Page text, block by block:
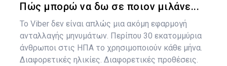
Πώς μπορώ να δω σε ποιον μιλάνε...
Το Viber δεν είναι απλώς μια ακόμη εφαρμογή
ανταλλαγής μηνυμάτων. Περίπου 30 εκατομμύρια
άνθρωποι στις ΗΠΑ το χρησιμοποιούν κάθε μήνα.
Διαφορετικές ηλικίες. Διαφορετικές προθέσεις.